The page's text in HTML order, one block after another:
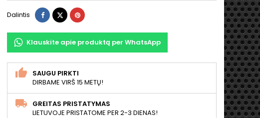
Dalintis DalintisTwitterPinterest
Klauskite apie produktą per WhatsApp
SAUGU PIRKTI
DIRBAME VIRŠ 15 METŲ!
GREITAS PRISTATYMAS
LIETUVOJE PRISTATOME PER 2-3 DIENAS!